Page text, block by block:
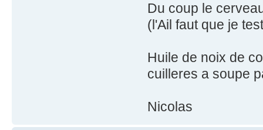
Du coup le
(l'Ail faut que je
Huile de noix de
cuilleres a soupe
Nicolas